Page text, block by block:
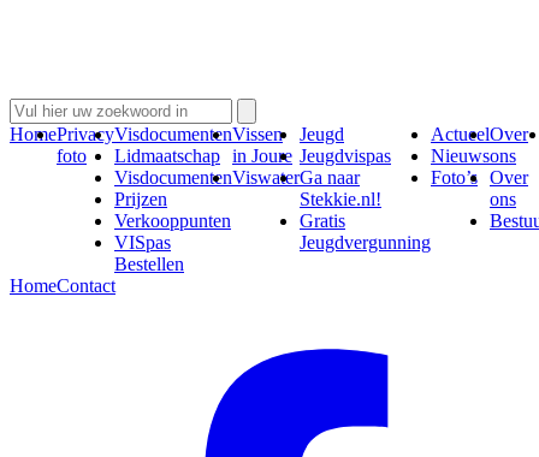
HomePrivacy
foto
Visdocumenten
Lidmaatschap
Visdocumenten
Prijzen
Verkooppunten
VISpas
Bestellen
Vissen
in Joure
Viswater
Jeugd
Jeugdvispas
Ga naar
Stekkie.nl!
Gratis
Jeugdvergunning
Actueel
Nieuws
Foto’s
Over
ons
Over
ons
HomeContact